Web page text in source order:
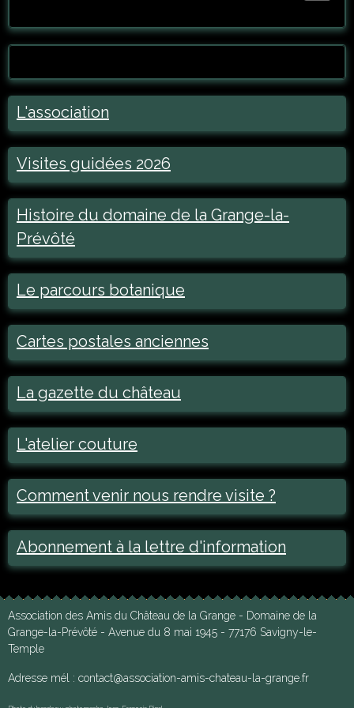
L'association
Visites guidées 2026
Histoire du domaine de la Grange-la-
Prévôté
Le parcours botanique
Cartes postales anciennes
La gazette du château
L'atelier couture
Comment venir nous rendre visite ?
Abonnement à la lettre d'information
Association des Amis du Château de la Grange - Domaine de la
Grange-la-Prévôté - Avenue du 8 mai 1945 - 77176 Savigny-le-
Temple
Adresse mél : contact@association-amis-chateau-la-grange.fr